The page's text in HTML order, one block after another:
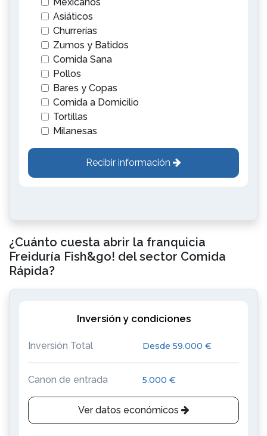
Asiáticos
Churrerías
Zumos y Batidos
Comida Sana
Pollos
Bares y Copas
Comida a Domicilio
Tortillas
Milanesas
Recibir información
¿Cuánto cuesta abrir la franquicia
Freiduría Fish&go! del sector Comida
Rápida?
Inversión y condiciones
Inversión Total Desde 59.000 €
Canon de entrada 5.000 €
Ver datos económicos